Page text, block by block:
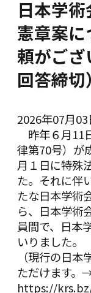
2026年07月03
日本学
憲章案
頼がご
回答締切）
昨年６月11
律第70号）が
月１日に特殊
た。それに伴
たな日本学術
ら、日本学術
員間で、日本
いりました。
（現行の日
ただけます。
https://